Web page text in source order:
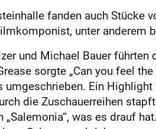
fanden auch Stücke
unter anderem
und Michael Bauer
sorgte „Can you feel
umgeschrieben. Ein
die Zuschauerreihen
„Salemonia“, was es drauf